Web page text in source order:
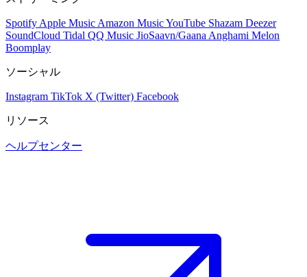
Spotify Apple Music Amazon MusicYouTube Shazam Deezer
SoundCloud Tidal QQ Music JioSaavn/Gaana Anghami Melon
Boomplay
ソーシャル
Instagram TikTok X (Twitter) Facebook
リソース
ヘルプセンター